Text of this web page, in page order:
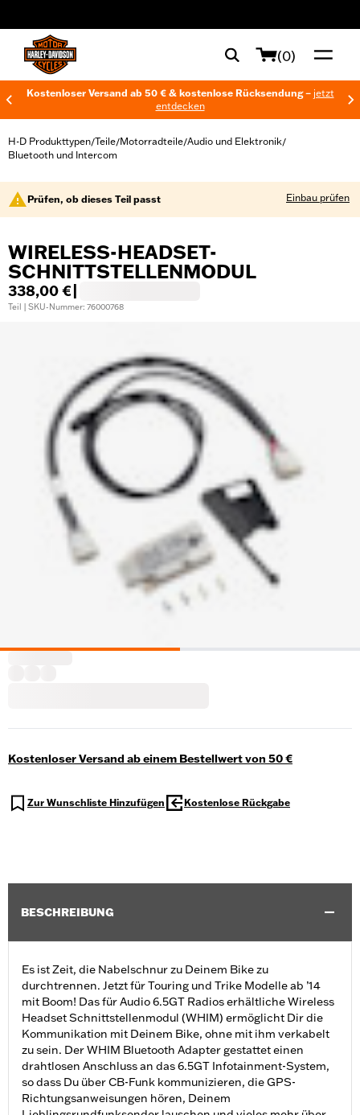
(0)
Kostenloser Versand ab 50 € & kostenlose Rücksendung – jetzt
entdecken
H-D Produkttypen/Teile/Motorradteile/Audio und Elektronik/
Bluetooth und Intercom
Prüfen, ob dieses Teil passt Einbau prüfen
WIRELESS-HEADSET-
SCHNITTSTELLENMODUL
338,00 €
Teil | SKU-Nummer: 76000768
Kostenloser Versand ab einem Bestellwert von 50 €
Zur Wunschliste Hinzufügen Kostenlose Rückgabe
BESCHREIBUNG
Es ist Zeit, die Nabelschnur zu Deinem Bike zu
durchtrennen. Jetzt für Touring und Trike Modelle ab ’14
mit Boom! Das für Audio 6.5GT Radios erhältliche Wireless
Headset Schnittstellenmodul (WHIM) ermöglicht Dir die
Kommunikation mit Deinem Bike, ohne mit ihm verkabelt
zu sein. Der WHIM Bluetooth Adapter gestattet einen
drahtlosen Anschluss an das 6.5GT Infotainment-System,
so dass Du über CB-Funk kommunizieren, die GPS-
Richtungsanweisungen hören, Deinem